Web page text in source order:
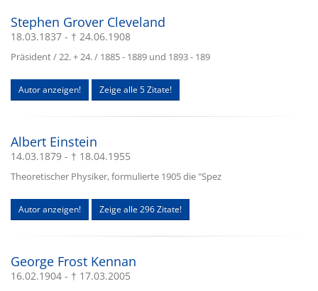
Stephen Grover Cleveland
18.03.1837 - † 24.06.1908
Präsident / 22. + 24. / 1885 - 1889 und 1893 - 189
Autor anzeigen! Zeige alle 5 Zitate!
Albert Einstein
14.03.1879 - † 18.04.1955
Theoretischer Physiker, formulierte 1905 die "Spez
Autor anzeigen! Zeige alle 296 Zitate!
George Frost Kennan
16.02.1904 - † 17.03.2005